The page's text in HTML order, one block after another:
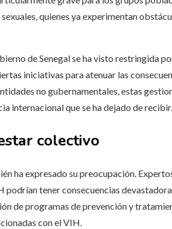
quienes ya experimentan
de Senegal se ha visto restringida
iniciativas para atenuar las
no gubernamentales, estas
internacional que se ha dejado de recibir.
colectivo
ha expresado su preocupación.
tener consecuencias
de programas de prevención y
con el VIH.